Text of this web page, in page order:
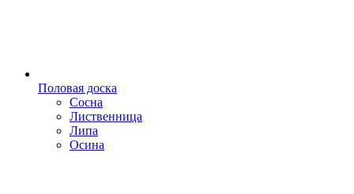
Половая доска
Сосна
Лиственница
Липа
Осина